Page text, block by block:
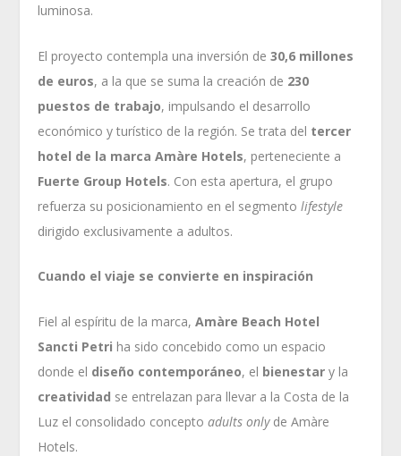
luminosa.
El proyecto contempla una inversión de30,6 millones
de euros, a la que se suma la creación de 230
puestos de trabajo, impulsando el desarrollo
económico y turístico de la región. Se trata del tercer
hotel de la marca Amàre Hotels, perteneciente a
Fuerte Group Hotels. Con esta apertura, el grupo
refuerza su posicionamiento en el segmentolifestyle
dirigido exclusivamente a adultos.
Cuando el viaje se convierte en inspiración
Fiel al espíritu de la marca,Amàre Beach Hotel
Sancti Petri ha sido concebido como un espacio
donde el diseño contemporáneo, el bienestar y la
creatividad se entrelazan para llevar a la Costa de la
Luz el consolidado conceptoadults onlyde Amàre
Hotels.